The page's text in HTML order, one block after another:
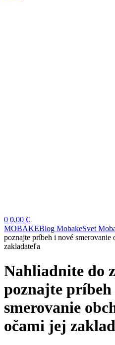
0 0,00 €
MOBAKEBlog MobakeSvet
poznajte príbeh i nové
zakladateľa
Nahliadnite do
poznajte príbeh
smerovanie
očami jej